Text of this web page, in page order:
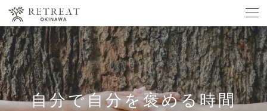
自分で自分を褒める時間